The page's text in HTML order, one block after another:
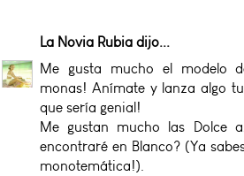
La Novia Rubia dijo...
Me gusta mucho el modelo
monas! Anímate y lanza algo
que sería genial!
Me gustan mucho las Dolce
encontraré en Blanco? (Ya
monotemática!).